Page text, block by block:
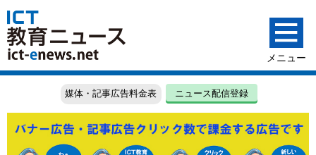
媒体・記事広告料金表 ニュース配信登録